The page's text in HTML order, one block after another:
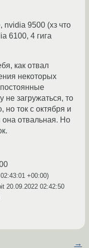
9500 (хз что
6100, 4 гига
как отвал
некоторых
не загружаться, то
но ток с октября и
отвальная. Но
+00:00)
20.09.2022 02:42:50
→